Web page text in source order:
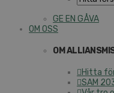
GE EN GÅVA
OM OSS
OM
Hitta
SAM